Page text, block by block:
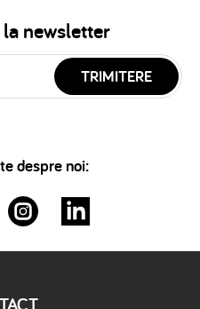
newsletter
TRIMITERE
despre noi: